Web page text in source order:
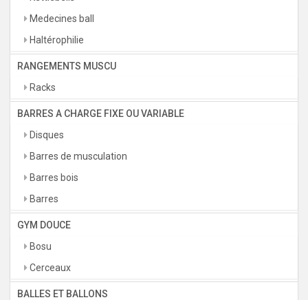
Medecines ball
Haltérophilie
RANGEMENTS MUSCU
Racks
BARRES A CHARGE FIXE OU VARIABLE
Disques
Barres de musculation
Barres bois
Barres
GYM DOUCE
Bosu
Cerceaux
BALLES ET BALLONS